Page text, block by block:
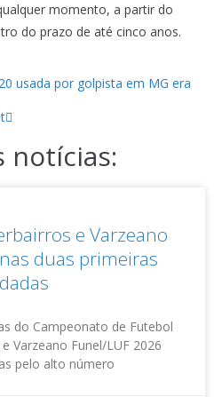
momento, a partir do
do prazo de até cinco anos.
usada por golpista em MG era
notícias:
e Varzeano
duas primeiras
do Campeonato de Futebol
Varzeano Funel/LUF 2026
pelo alto número